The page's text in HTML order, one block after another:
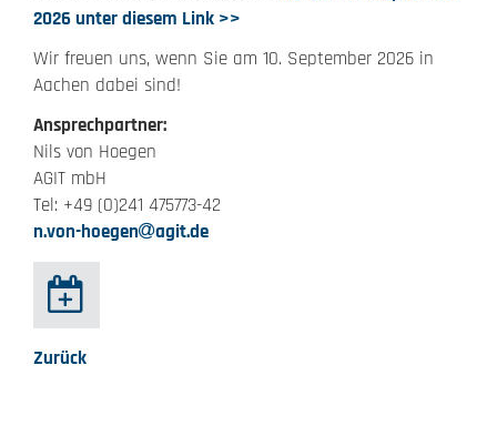
2026 unter diesem Link >>
Wir freuen uns, wenn Sie am 10. September 2026 in
Aachen dabei sind!
Ansprechpartner:
Nils von Hoegen
AGIT mbH
Tel: +49 (0)241 475773-42
n.von-hoegen
agit.de
Zurück